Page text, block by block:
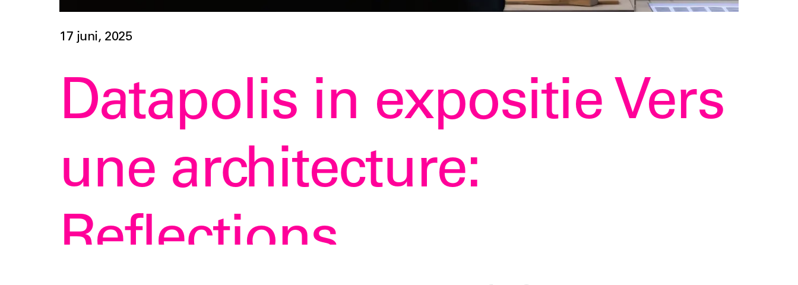
17 juni, 2025
Datapolis in expositie Vers
une architecture:
Reflections